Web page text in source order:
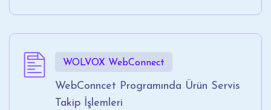
WOLVOX WebConnect
WebConncet Programında Ürün Servis
Takip İşlemleri